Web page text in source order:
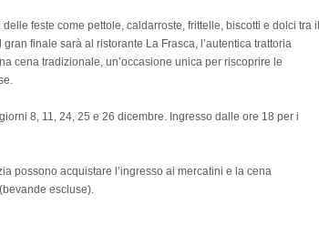
feste come pettole, caldarroste, frittelle, biscotti e dolci tra il
finale sarà al ristorante La Frasca, l’autentica trattoria
cena tradizionale, un’occasione unica per riscoprire le
8, 11, 24, 25 e 26 dicembre. Ingresso dalle ore 18 per i
possono acquistare l’ingresso ai mercatini e la cena
escluse).